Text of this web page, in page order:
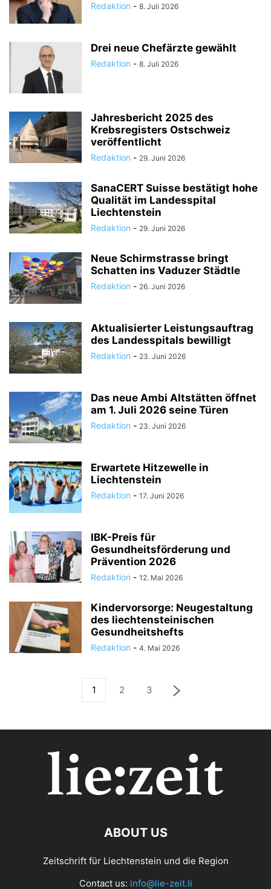
Redaktion - 8. Juli 2026
Drei neue Chefärzte gewählt
Redaktion - 8. Juli 2026
Jahresbericht 2025 des
Krebsregisters Ostschweiz
veröffentlicht
Redaktion - 29. Juni 2026
SanaCERT Suisse bestätigt hohe
Qualität im Landesspital
Liechtenstein
Redaktion - 29. Juni 2026
Neue Schirmstrasse bringt
Schatten ins Vaduzer Städtle
Redaktion - 26. Juni 2026
Aktualisierter Leistungsauftrag
des Landesspitals bewilligt
Redaktion - 23. Juni 2026
Das neue Ambi Altstätten öffnet
am 1. Juli 2026 seine Türen
Redaktion - 23. Juni 2026
Erwartete Hitzewelle in
Liechtenstein
Redaktion - 17. Juni 2026
IBK-Preis für
Gesundheitsförderung und
Prävention 2026
Redaktion - 12. Mai 2026
Kindervorsorge: Neugestaltung
des liechtensteinischen
Gesundheitshefts
Redaktion - 4. Mai 2026
1 2 3
ABOUT US
Zeitschrift für Liechtenstein und die Region
Contact us: info@lie-zeit.li